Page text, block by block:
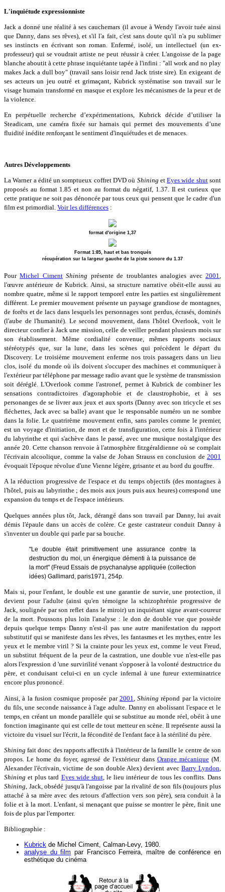
L'inquiétude expressionniste
Jack a donné une réalité à ses cauchemars (il avoue à Wendy l'avoir tuée ainsi
que Danny, dans ses rêves), et s'il l'a fait, c'est sans doute qu'il n'a pu sublimer
ses instincts en écrivant son roman. Enfermé, isolé, un intellectuel (un ex-
professeur) qui se voudrait artiste ne peut réussir à créer. L'angoisse de la page
blanche aboutit à cette phrase inquiétante tapée à l'infini : "all work and no play
makes Jack a dull boy" (travail sans loisir rend Jack triste sire). En exigeant de
ses acteurs un jeu outré et grimaçant, Kubrick systématise son travail sur le
visage humain transformé en masque et explore les mécanismes de la peur et de
la violence.
En perpétuelle recherche d’expérimentations, Kubrick décide d’utiliser la
Steadicam, une caméra fixée sur harnais qui permet des mouvements d’une
fluidité inédite renforçant le sentiment d'inquiétudes et de menaces.
Autres Développements
La Warner a édité un somptueux coffret DVD où Shining etEyes wide shutsont
proposés au format 1.85 et non au format du négatif, 1.37. Il est curieux que
cette pratique ne soit pas dénoncée par tous ceux qui pensent que le cadre d'un
film est primordial. Voir les différences :
format d'origine 1,37
Format 1:85, haut et bas tronqués
récupération sur la largeur gauche de la piste sonore du 1.37
PourMichel Ciment Shining présente de troublantes analogies avec2001,
l'œuvre antérieure de Kubrick. Ainsi, sa structure narrative obéit-elle aussi au
nombre quatre, même si le rapport temporel entre les parties est singulièrement
différent. Le premier mouvement présente un paysage grandiose de montagnes,
de forêts et de lacs dans lesquels les personnages sont perdus, écrasés, dominés
(l'aube de l'humanité). Le second mouvement, dans l'hôtel Overlook, voit le
directeur confier à Jack une mission, celle de veiller pendant plusieurs mois sur
son établissement. Même cordialité convenue, mêmes rapports sociaux
stéréotypés que, sur la lune, dans les scènes qui précèdent le départ du
Discovery. Le troisième mouvement enferme nos trois passagers dans un lieu
clos, isolé du monde où ils doivent s'occuper des machines et communiquer à
l'extérieur par téléphone par message radio avant que le système de transmission
soit déréglé. L'Overlook comme l'astronef, permet à Kubrick de combiner les
sensations contradictoires d'agoraphobie et de claustrophobie, et à ses
personanges de se livrer aux jeux et aux sports (Danny avec son tricycle et ses
fléchettes, Jack avec sa balle) avant que le responsable numéro un ne sombre
dans la folie. Le quatrirème mouvement enfin, sans paroles comme le premier,
est un voyage d'initiation, de mort et de transfiguration, cette fois à l'intérieur
du labyrinthe et qui s'achève dans le passé, avec une musique nostalgique des
année 20. Cette chanson renvoie à l'atmosphère fitzgéraldienne où se complait
l'écrivain alcoolique, comme la valse de Johan Strauss en conclusion de 2001
évoquait l'époque révolue d'une Vienne légère, grisante et au bord du gouffre.
A la réduction progressive de l'espace et du temps objectifs (des montagnes à
l'hôtel, puis au labyrinthe ; des mois aux jours puis aux heures) correspond une
expansion du temps et de l'espace intérieurs.
Quelques années plus tôt, Jack, dérangé dans son travail par Danny, lui avait
démis l'épaule dans un accès de colère. Ce geste castrateur conduit Danny à
s'inventer un double qui parle par sa bouche.
"Le double était primitivement une assurance contre la
destruction du moi, un énergique démenti à la puissance de
la mort" (Freud Essais de psychanalyse appliquée (collection
idées) Gallimard, paris1971, 254p.
Mais si, pour l'enfant, le double est une garantie de survie, une protection, il
devient pour l'adulte (ainsi qu'en témoigne la schizophrénie progressive de
Jack, soulignée par son reflet dans le miroir) un inquiétant signe avant-coureur
de la mort. Poussons plus loin l'analyse : le don de double vue que possède
depuis quelque temps Danny n'est-il pas une autre manifestation du rapport
substitutif qui se manifeste dans les rêves, les fantasmes et les mythes, entre les
yeux et le membre viril ? Si la crainte pour les yeux est, comme le veut Freud,
un substitut fréquent de la peur de la castration, une double vue n'est-elle pas
alors l'expression d 'une survirilité venant s'opposer à la volonté destructrice du
père, et conduisant celui-ci en un cycle infernal à une fureur exterminatrice
encore plus prononcé.
Ainsi, à la fusion cosmique proposée par 2001 Shining répond par la victoire
du fils, une seconde naissance à l'age adulte. Danny en abolissant l'espace et le
temps, en créant un monde parallèle qui se substitue au monde réel, obéit à une
fonction imaginante qui est celle de tout metteur en scène. Il représente aussi la
victoire du visuel sur l'écrit, la fécondité de l'enfant face à la stérilité du père.
Shining fait donc des rapports affectifs à l'intérieur de la famille le centre de son
propos. Le home du foyer, agressé de l'extérieur dans Orange mécanique(M.
Alexander l'écrivain, victime de son double Alex) devient avec Barry Lyndon,
Shining et plus tard Eyes wide shut, le lieu intérieur de tous les conflits. Dans
Shining, Jack, obsédé jusqu'à l'angoisse par la rivalité de son fils (toujours plus
attaché à sa mère avec des retours d'affection vers son père), sera conduit à la
folie et à la mort. L'enfant, si menaçant que puisse se montrer le père, finit une
fois de plus par l'emporter.
Bibliographie :
Kubrick de Michel Ciment, Calman-Levy, 1980.
analyse du film par Francisco Ferreira, maître de conférence en
esthétique du cinéma